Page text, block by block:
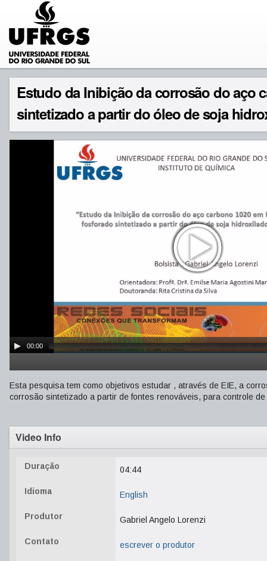
Estudo da Inibição da corrosão do aço
sintetizado a partir do óleo de soja
00:00
Esta pesquisa tem como objetivos estudar , através de EIE, a
corrosão sintetizado a partir de fontes renováveis, para controle
Video Info
Duração 04:44
Idioma English
Produtor Gabriel Angelo Lorenzi
Contato escrever o produtor